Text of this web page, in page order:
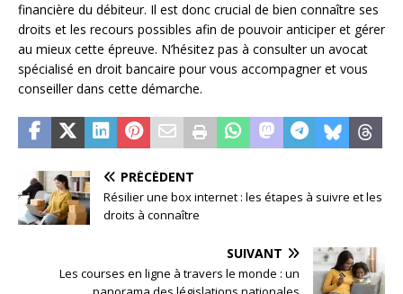
financière du débiteur. Il est donc crucial de bien connaître ses
droits et les recours possibles afin de pouvoir anticiper et gérer
au mieux cette épreuve. N’hésitez pas à consulter un avocat
spécialisé en droit bancaire pour vous accompagner et vous
conseiller dans cette démarche.
PRÉCÉDENT
Résilier une box internet : les étapes à suivre et les
droits à connaître
SUIVANT
Les courses en ligne à travers le monde : un